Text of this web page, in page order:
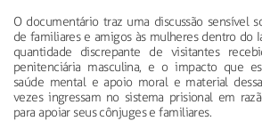
O documentário traz uma discussão sensível
de familiares e amigos às mulheres dentro do
quantidade discrepante de visitantes
penitenciária masculina, e o impacto que
saúde mental e apoio moral e material
vezes ingressam no sistema prisional em
para apoiar seus cônjuges e familiares.